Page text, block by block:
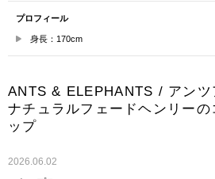
プロフィール
身長：170cm
ANTS & ELEPHANTS / アンツ
ナチュラルフェードヘンリー
ップ
2026.06.02